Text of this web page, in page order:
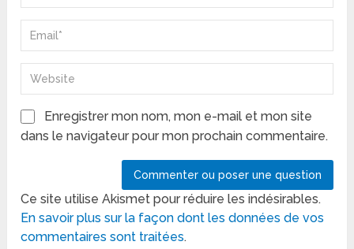
Enregistrer mon nom, mon e-mail et mon site
dans le navigateur pour mon prochain commentaire.
Ce site utilise Akismet pour réduire les indésirables.
En savoir plus sur la façon dont les données de vos
commentaires sont traitées.